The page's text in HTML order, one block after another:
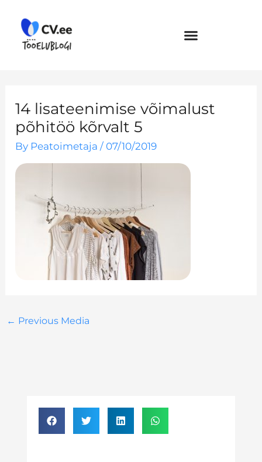
content
14 lisateenimise võimalust
põhitöö kõrvalt 5
By Peatoimetaja/ 07/10/2019
← Previous Media